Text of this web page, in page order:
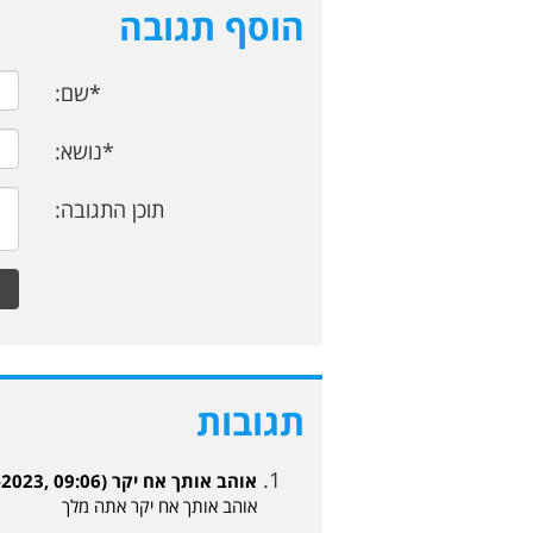
הוסף תגובה
*שם:
*נושא:
תוכן התגובה:
תגובות
אוהב אותך אח יקר (Ruby Rubi 02-05-2023, 09:06)
אוהב אותך אח יקר אתה מלך